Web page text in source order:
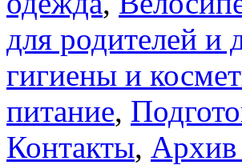
для родителей и
гигиены и
питание,
Контакты,